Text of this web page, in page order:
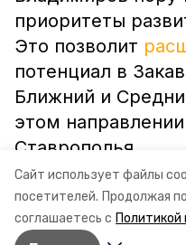
Сайт использует файлы
посетителей. Продолжая
соглашаетесь с
приоритеты
Это позволит
потенциал в
Ближний и
этом
Ставрополья.
ставропольский край